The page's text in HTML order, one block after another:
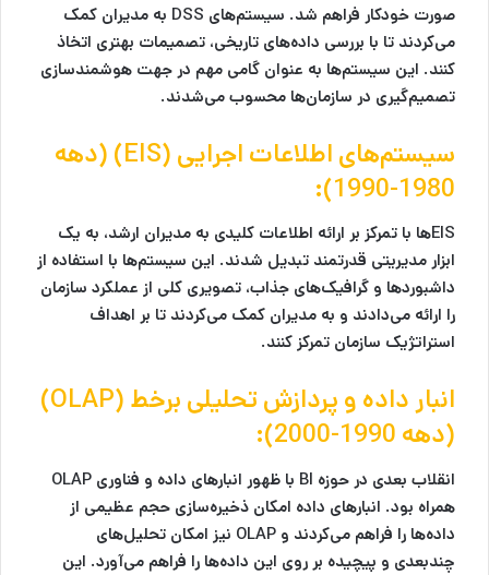
صورت خودکار فراهم شد. سیستم‌های DSS به مدیران کمک
می‌کردند تا با بررسی داده‌های تاریخی، تصمیمات بهتری اتخاذ
کنند. این سیستم‌ها به عنوان گامی مهم در جهت هوشمندسازی
تصمیم‌گیری در سازمان‌ها محسوب می‌شدند.
سیستم‌های اطلاعات اجرایی (EIS) (دهه
1980-1990):
EISها با تمرکز بر ارائه اطلاعات کلیدی به مدیران ارشد، به یک
ابزار مدیریتی قدرتمند تبدیل شدند. این سیستم‌ها با استفاده از
داشبوردها و گرافیک‌های جذاب، تصویری کلی از عملکرد سازمان
را ارائه می‌دادند و به مدیران کمک می‌کردند تا بر اهداف
استراتژیک سازمان تمرکز کنند.
انبار داده و پردازش تحلیلی برخط (OLAP)
(دهه 1990-2000):
انقلاب بعدی در حوزه BI با ظهور انبارهای داده و فناوری OLAP
همراه بود. انبارهای داده امکان ذخیره‌سازی حجم عظیمی از
داده‌ها را فراهم می‌کردند و OLAP نیز امکان تحلیل‌های
چندبعدی و پیچیده بر روی این داده‌ها را فراهم می‌آورد. این